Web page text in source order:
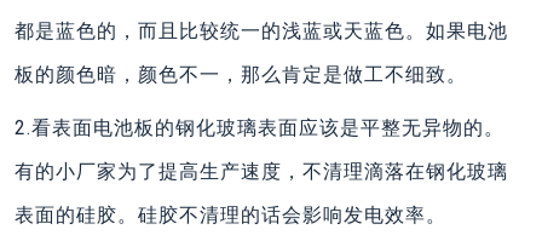
都是蓝色的，而且比较统一的浅蓝或天蓝色。如果电池
板的颜色暗，颜色不一，那么肯定是做工不细致。
2.看表面电池板的钢化玻璃表面应该是平整无异物的。
有的小厂家为了提高生产速度，不清理滴落在钢化玻璃
表面的硅胶。硅胶不清理的话会影响发电效率。